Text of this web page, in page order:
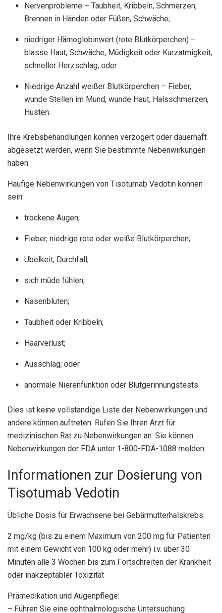
Nervenprobleme – Taubheit, Kribbeln, Schmerzen,
Brennen in Händen oder Füßen, Schwäche;
niedriger Hämoglobinwert (rote Blutkörperchen) –
blasse Haut, Schwäche, Müdigkeit oder Kurzatmigkeit,
schneller Herzschlag; oder
Niedrige Anzahl weißer Blutkörperchen – Fieber,
wunde Stellen im Mund, wunde Haut, Halsschmerzen,
Husten.
Ihre Krebsbehandlungen können verzögert oder dauerhaft
abgesetzt werden, wenn Sie bestimmte Nebenwirkungen
haben.
Häufige Nebenwirkungen von Tisotumab Vedotin können
sein:
trockene Augen;
Fieber, niedrige rote oder weiße Blutkörperchen;
Übelkeit, Durchfall;
sich müde fühlen;
Nasenbluten;
Taubheit oder Kribbeln;
Haarverlust;
Ausschlag; oder
anormale Nierenfunktion oder Blutgerinnungstests.
Dies ist keine vollständige Liste der Nebenwirkungen und
andere können auftreten. Rufen Sie Ihren Arzt für
medizinischen Rat zu Nebenwirkungen an. Sie können
Nebenwirkungen der FDA unter 1-800-FDA-1088 melden.
Informationen zur Dosierung von
Tisotumab Vedotin
Übliche Dosis für Erwachsene bei Gebärmutterhalskrebs:
2 mg/kg (bis zu einem Maximum von 200 mg für Patienten
mit einem Gewicht von 100 kg oder mehr) i.v. über 30
Minuten alle 3 Wochen bis zum Fortschreiten der Krankheit
oder inakzeptabler Toxizität
Prämedikation und Augenpflege:
– Führen Sie eine ophthalmologische Untersuchung